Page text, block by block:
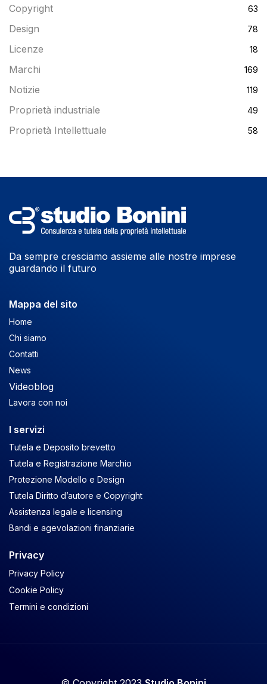
Copyright 63
Design 78
Licenze 18
Marchi 169
Notizie 119
Proprietà industriale 49
Proprietà Intellettuale 58
Da sempre cresciamo assieme alle nostre imprese
guardando il futuro
Mappa del sito
Home
Chi siamo
Contatti
News
Videoblog
Lavora con noi
I servizi
Tutela e Deposito brevetto
Tutela e Registrazione Marchio
Protezione Modello e Design
Tutela Diritto d’autore e Copyright
Assistenza legale e licensing
Bandi e agevolazioni finanziarie
Privacy
Privacy Policy
Cookie Policy
Termini e condizioni